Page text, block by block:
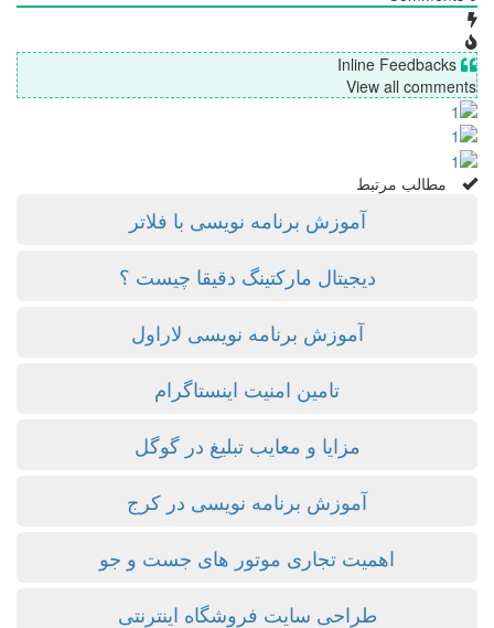
View all
مرتبط
آموزش برنامه نویسی با فلاتر
دیجیتال مارکتینگ دقیقا چیست ؟
آموزش برنامه نویسی لاراول
تامین امنیت اینستاگرام
مزایا و معایب تبلیغ در گوگل
آموزش برنامه نویسی در کرج
اهمیت تجاری موتور های جست و جو
طراحی سایت فروشگاه اینترنتی